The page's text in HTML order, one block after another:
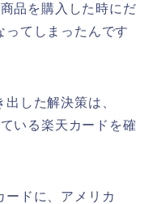
品を購入した時にだ
ってしまったんです
した解決策は、
いる楽天カードを確
ードに、アメリカ